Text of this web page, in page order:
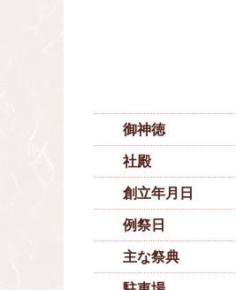
御神徳
社殿
創立年月日
例祭日
主な祭典